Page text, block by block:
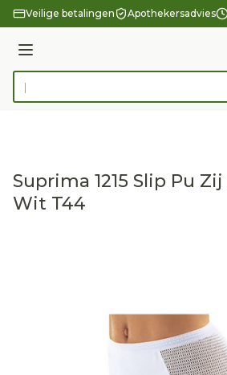
Ga naar de inhoud
Veilige betalingen Apothekersadvies
Menu
Product, merk, categorie...
Suprima 1215 Slip Pu
Wit T44